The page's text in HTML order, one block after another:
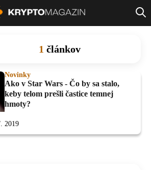
1 článkov
Novinky
Ako v Star Wars - Čo by sa stalo,
keby telom prešli častice temnej
hmoty?
2019